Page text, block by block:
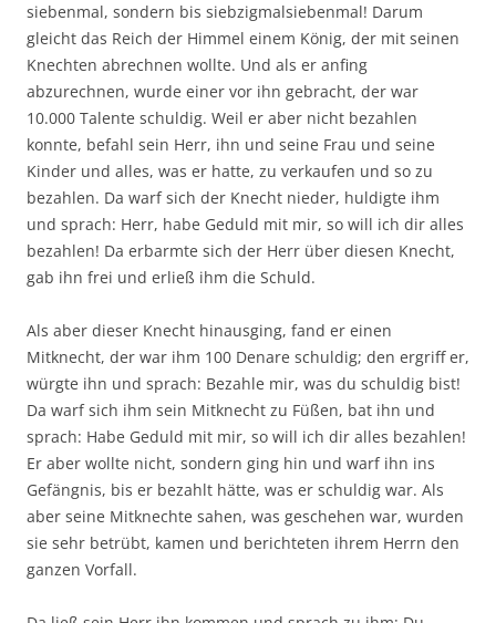
siebenmal, sondern bis siebzigmalsiebenmal! Darum
gleicht das Reich der Himmel einem König, der mit seinen
Knechten abrechnen wollte. Und als er anfing
abzurechnen, wurde einer vor ihn gebracht, der war
10.000 Talente schuldig. Weil er aber nicht bezahlen
konnte, befahl sein Herr, ihn und seine Frau und seine
Kinder und alles, was er hatte, zu verkaufen und so zu
bezahlen. Da warf sich der Knecht nieder, huldigte ihm
und sprach: Herr, habe Geduld mit mir, so will ich dir alles
bezahlen! Da erbarmte sich der Herr über diesen Knecht,
gab ihn frei und erließ ihm die Schuld.
Als aber dieser Knecht hinausging, fand er einen
Mitknecht, der war ihm 100 Denare schuldig; den ergriff er,
würgte ihn und sprach: Bezahle mir, was du schuldig bist!
Da warf sich ihm sein Mitknecht zu Füßen, bat ihn und
sprach: Habe Geduld mit mir, so will ich dir alles bezahlen!
Er aber wollte nicht, sondern ging hin und warf ihn ins
Gefängnis, bis er bezahlt hätte, was er schuldig war. Als
aber seine Mitknechte sahen, was geschehen war, wurden
sie sehr betrübt, kamen und berichteten ihrem Herrn den
ganzen Vorfall.